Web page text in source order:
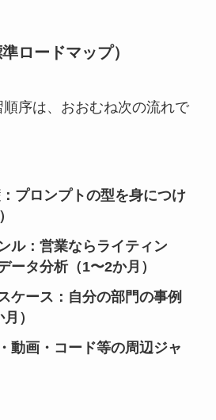
ロードマップ）
序は、おおむね次の流れで
：プロンプトの型を身につけ
ル：営業ならライティン
ータ分析（1〜2か月）
ケース ：自分の部門の事例
）
動画・コード等の周辺ジャ